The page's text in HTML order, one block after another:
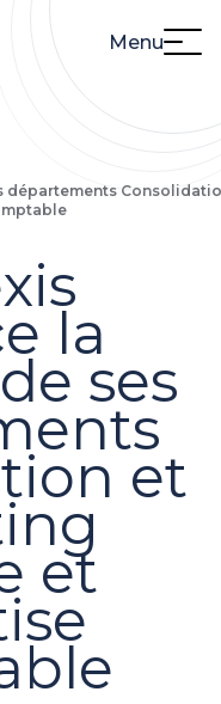
Menu
départements
la
ses
et
et